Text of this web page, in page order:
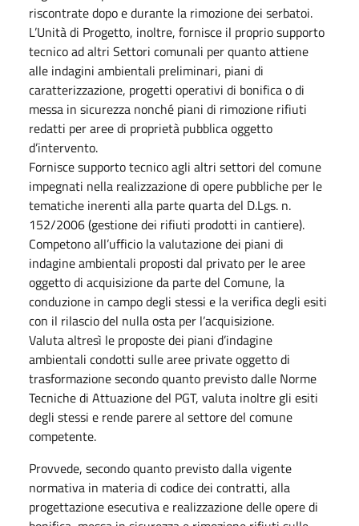
riscontrate dopo e durante la rimozione dei serbatoi.
L’Unità di Progetto, inoltre, fornisce il proprio supporto
tecnico ad altri Settori comunali per quanto attiene
alle indagini ambientali preliminari, piani di
caratterizzazione, progetti operativi di bonifica o di
messa in sicurezza nonché piani di rimozione rifiuti
redatti per aree di proprietà pubblica oggetto
d’intervento.
Fornisce supporto tecnico agli altri settori del comune
impegnati nella realizzazione di opere pubbliche per le
tematiche inerenti alla parte quarta del D.Lgs. n.
152/2006 (gestione dei rifiuti prodotti in cantiere).
Competono all’ufficio la valutazione dei piani di
indagine ambientali proposti dal privato per le aree
oggetto di acquisizione da parte del Comune, la
conduzione in campo degli stessi e la verifica degli esiti
con il rilascio del nulla osta per l’acquisizione.
Valuta altresì le proposte dei piani d’indagine
ambientali condotti sulle aree private oggetto di
trasformazione secondo quanto previsto dalle Norme
Tecniche di Attuazione del PGT, valuta inoltre gli esiti
degli stessi e rende parere al settore del comune
competente.
Provvede, secondo quanto previsto dalla vigente
normativa in materia di codice dei contratti, alla
progettazione esecutiva e realizzazione delle opere di